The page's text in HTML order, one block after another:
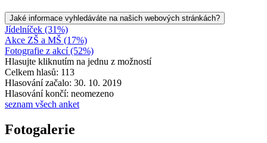
Jaké informace vyhledáváte na našich webových stránkách?
Jídelníček (31%)
Akce ZŠ a MŠ (17%)
Fotografie z akcí (52%)
Hlasujte kliknutím na jednu z možností
Celkem hlasů: 113
Hlasování začalo: 30. 10. 2019
Hlasování končí: neomezeno
seznam všech anket
Fotogalerie